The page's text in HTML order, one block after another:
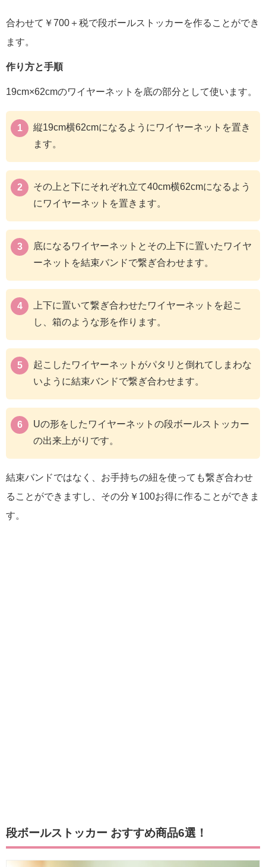
合わせて￥700＋税で段ボールストッカーを作ることができ
ます。
作り方と手順
19cm×62cmのワイヤーネットを底の部分として使います。
縦19cm横62cmになるようにワイヤーネットを置き
ます。
その上と下にそれぞれ立て40cm横62cmになるよう
にワイヤーネットを置きます。
底になるワイヤーネットとその上下に置いたワイヤ
ーネットを結束バンドで繋ぎ合わせます。
上下に置いて繋ぎ合わせたワイヤーネットを起こ
し、箱のような形を作ります。
起こしたワイヤーネットがパタリと倒れてしまわな
いように結束バンドで繋ぎ合わせます。
Uの形をしたワイヤーネットの段ボールストッカー
の出来上がりです。
結束バンドではなく、お手持ちの紐を使っても繋ぎ合わせ
ることができますし、その分￥100お得に作ることができま
す。
段ボールストッカー おすすめ商品6選！